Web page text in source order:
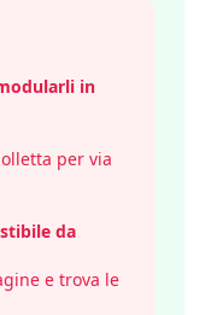
in
per via
da
e trova le